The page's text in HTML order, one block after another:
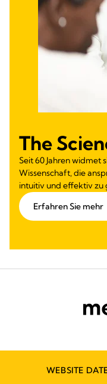
The
Seit 60 Jahren widmet
Wissenschaft, die
intuitiv und effektiv zu
Erfahren Sie mehr
WEBSITE